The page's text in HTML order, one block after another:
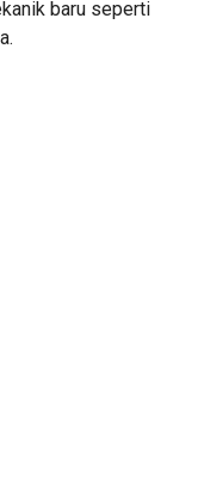
baru seperti